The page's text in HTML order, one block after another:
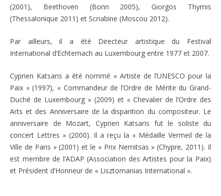
(2001), Beethoven (Bonn 2005), Giorgos Thymis
(Thessalonique 2011) et Scriabine (Moscou 2012).
Par ailleurs, il a été Directeur artistique du Festival
International d’Echternach au Luxembourg entre 1977 et 2007.
Cyprien Katsaris a été nommé « Artiste de l’UNESCO pour la
Paix » (1997), « Commandeur de l’Ordre de Mérite du Grand-
Duché de Luxembourg » (2009) et « Chevalier de l’Ordre des
Arts et des Anniversaire de la disparition du compositeur. Le
anniversaire de Mozart, Cyprien Katsaris fut le soliste du
concert Lettres » (2000). Il a reçu la « Médaille Vermeil de la
Ville de Paris » (2001) et le « Prix Nemitsas » (Chypre, 2011). Il
est membre de l’ADAP (Association des Artistes pour la Paix)
et Président d’Honneur de « Lisztomanias International ».